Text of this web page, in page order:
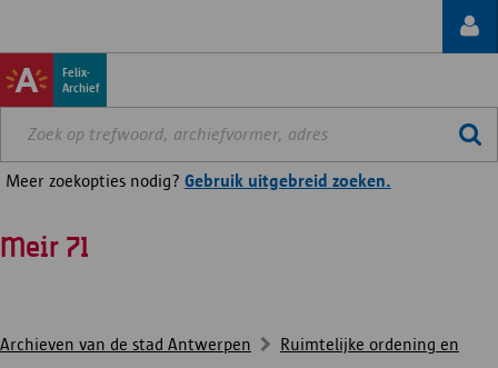
Felix-
Archief
Meer zoekopties nodig? Gebruik uitgebreid zoeken.
Meir 71
Archieven van de stad Antwerpen
Ruimtelijke ordening en